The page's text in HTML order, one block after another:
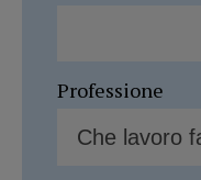
Professione